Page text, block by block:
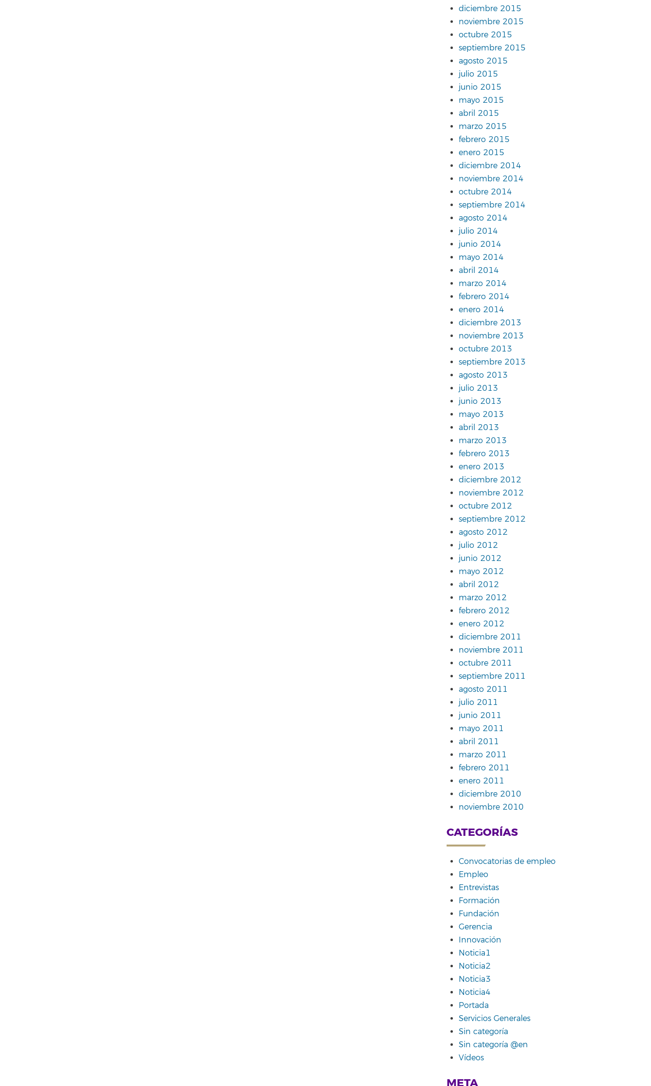
diciembre 2015
noviembre 2015
octubre 2015
septiembre 2015
agosto 2015
julio 2015
junio 2015
mayo 2015
abril 2015
marzo 2015
febrero 2015
enero 2015
diciembre 2014
noviembre 2014
octubre 2014
septiembre 2014
agosto 2014
julio 2014
junio 2014
mayo 2014
abril 2014
marzo 2014
febrero 2014
enero 2014
diciembre 2013
noviembre 2013
octubre 2013
septiembre 2013
agosto 2013
julio 2013
junio 2013
mayo 2013
abril 2013
marzo 2013
febrero 2013
enero 2013
diciembre 2012
noviembre 2012
octubre 2012
septiembre 2012
agosto 2012
julio 2012
junio 2012
mayo 2012
abril 2012
marzo 2012
febrero 2012
enero 2012
diciembre 2011
noviembre 2011
octubre 2011
septiembre 2011
agosto 2011
julio 2011
junio 2011
mayo 2011
abril 2011
marzo 2011
febrero 2011
enero 2011
diciembre 2010
noviembre 2010
CATEGORÍAS
Convocatorias de empleo
Empleo
Entrevistas
Formación
Fundación
Gerencia
Innovación
Noticia1
Noticia2
Noticia3
Noticia4
Portada
Servicios Generales
Sin categoría
Sin categoría @en
Vídeos
META